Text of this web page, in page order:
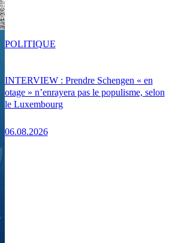
INTERVIEW : Prendre Schengen « en
otage » n’enrayera pas le populisme, selon
le Luxembourg
06.08.2026
POLITIQUE